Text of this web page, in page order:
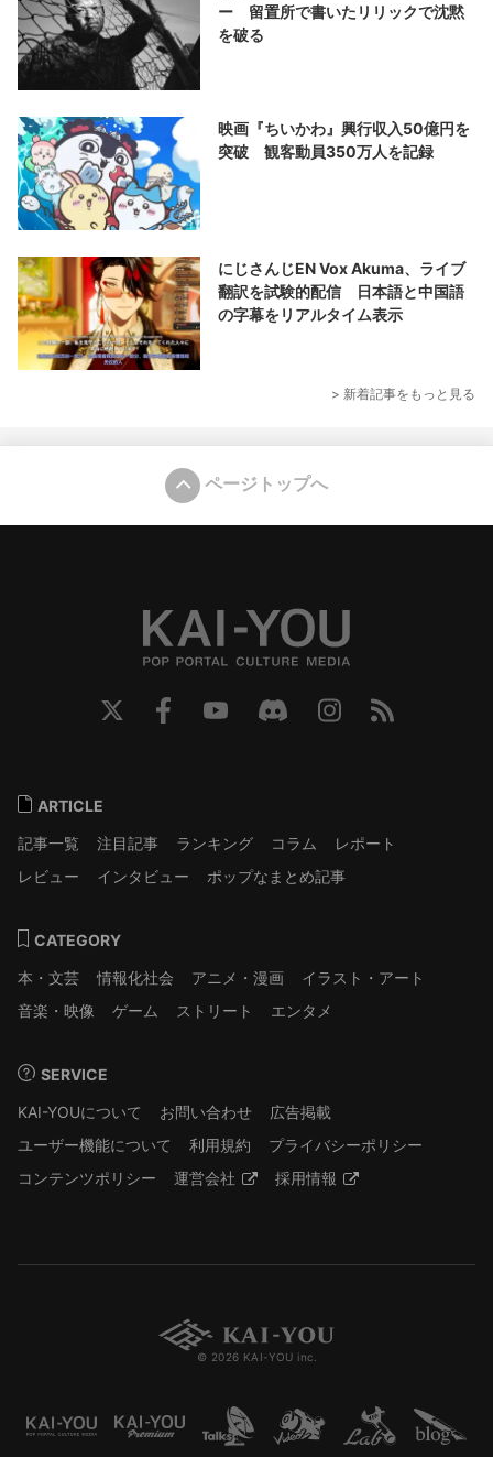
ー 留置所で書いたリリックで沈黙
を破る
映画『ちいかわ』興行収入50億円を
突破 観客動員350万人を記録
にじさんじEN Vox Akuma、ライブ
翻訳を試験的配信 日本語と中国語
の字幕をリアルタイム表示
> 新着記事をもっと見る
ページトップへ
ARTICLE
記事一覧
注目記事 ランキング コラム
レポート
レビュー
インタビュー ポップなまとめ記事
CATEGORY
本・文芸
情報化社会 アニメ・漫画
イラスト・アート
音楽・映像
ゲーム ストリート エンタメ
SERVICE
KAI-YOUについて
お問い合わせ
広告掲載
ユーザー機能について
利用規約
プライバシーポリシー
コンテンツポリシー
運営会社 採用情報
© 2026 KAI-YOU inc.